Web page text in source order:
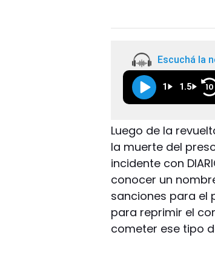
Escuchá la
1 1.5 10
Luego de la
la muerte del
incidente con
conocer un
sanciones para el
para reprimir el
cometer ese tipo